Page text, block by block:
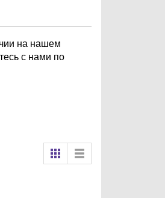
на нашем
с нами по